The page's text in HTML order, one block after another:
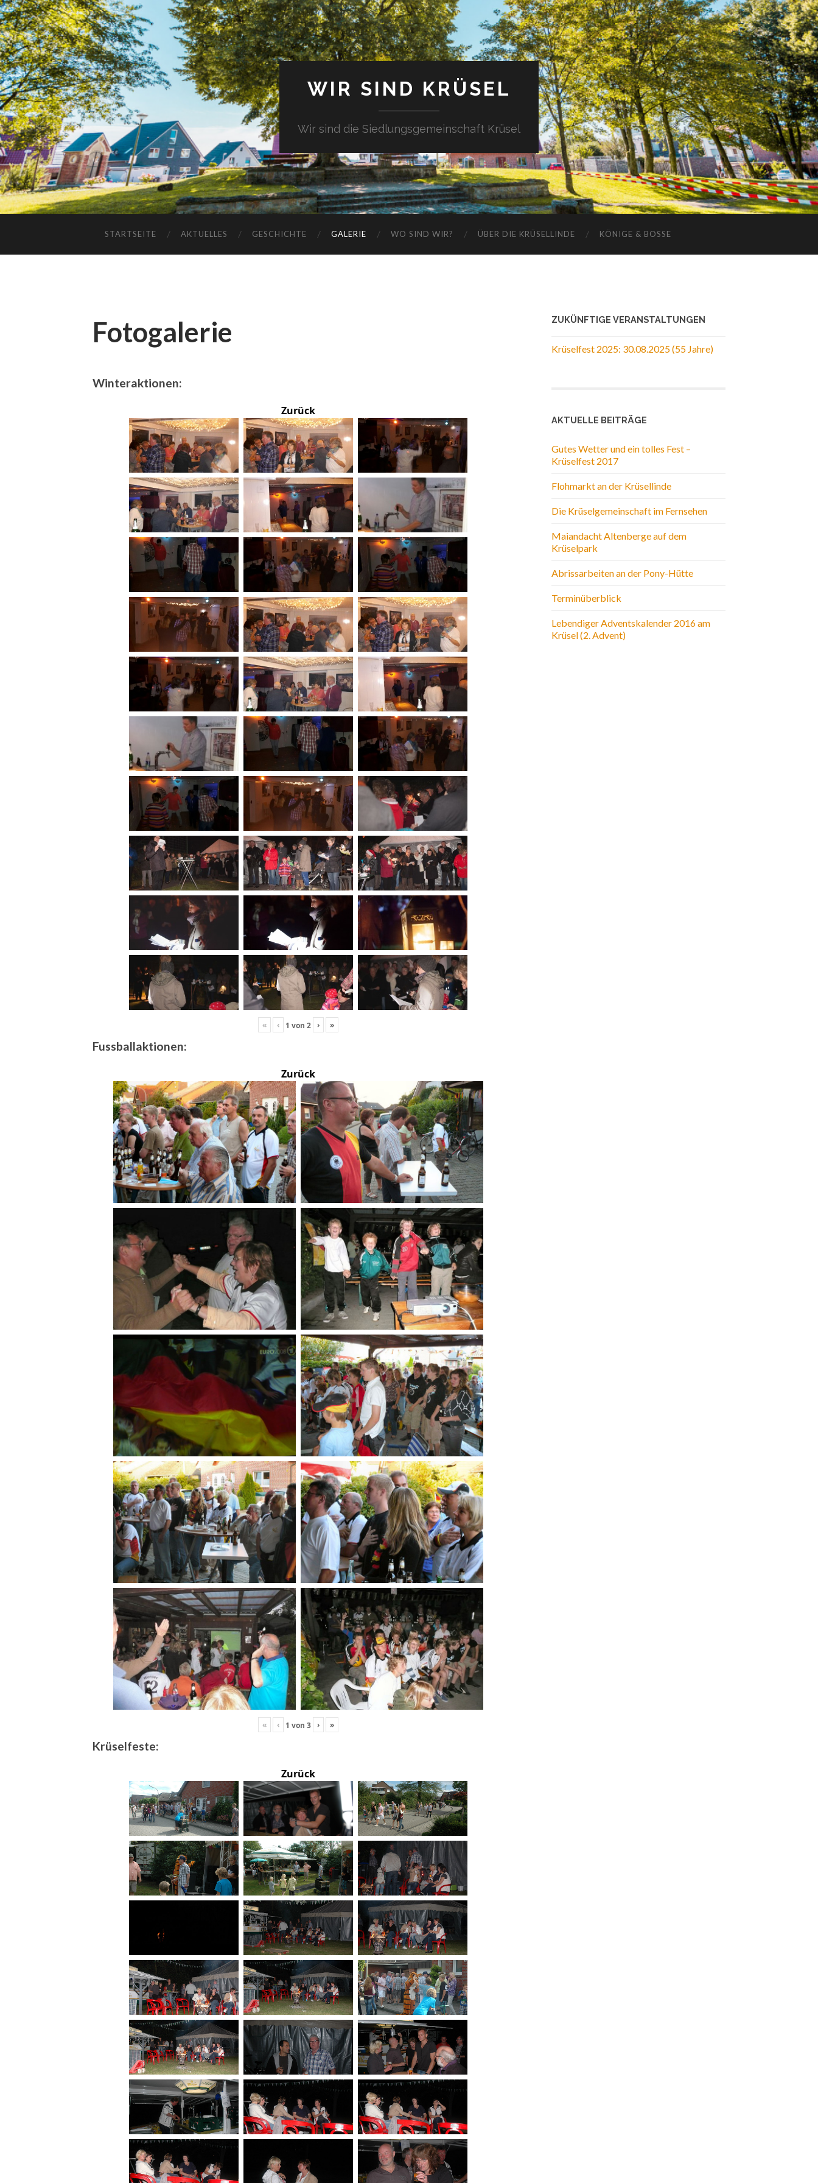
WIR SIND KRÜSEL
Wir sind die Siedlungsgemeinschaft Krüsel
STARTSEITE AKTUELLES GESCHICHTE GALERIE WO SIND WIR? ÜBER DIE KRÜSELLINDE KÖNIGE & BOSSE
Fotogalerie
Winteraktionen:
Zurück
« ‹ 1 von 2 › »
Fussballaktionen:
Zurück
« ‹ 1 von 3 › »
Krüselfeste:
Zurück
ZUKÜNFTIGE VERANSTALTUNGEN
Krüselfest 2025: 30.08.2025 (55 Jahre)
AKTUELLE BEITRÄGE
Gutes Wetter und ein tolles Fest –
Krüselfest 2017
Flohmarkt an der Krüsellinde
Die Krüselgemeinschaft im Fernsehen
Maiandacht Altenberge auf dem
Krüselpark
Abrissarbeiten an der Pony-Hütte
Terminüberblick
Lebendiger Adventskalender 2016 am
Krüsel (2. Advent)